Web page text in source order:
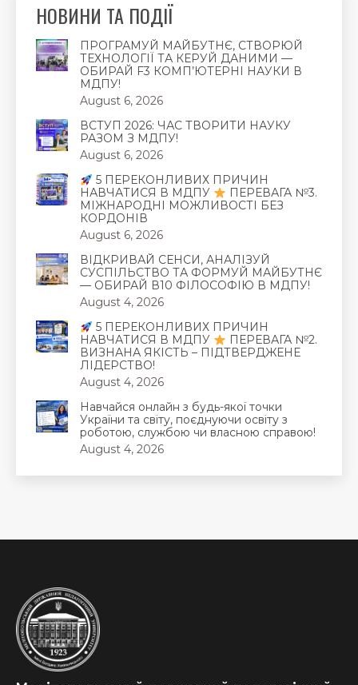
НОВИНИ ТА ПОДІЇ
ПРОГРАМУЙ МАЙБУТНЄ, СТВОРЮЙ
ТЕХНОЛОГІЇ ТА КЕРУЙ ДАНИМИ —
ОБИРАЙ F3 КОМП’ЮТЕРНІ НАУКИ В
МДПУ!
August 6, 2026
ВСТУП 2026: ЧАС ТВОРИТИ НАУКУ
РАЗОМ З МДПУ!
August 6, 2026
5 ПЕРЕКОНЛИВИХ ПРИЧИН
НАВЧАТИСЯ В МДПУ
ПЕРЕВАГА №3.
МІЖНАРОДНІ МОЖЛИВОСТІ БЕЗ
КОРДОНІВ
August 6, 2026
ВІДКРИВАЙ СЕНСИ, АНАЛІЗУЙ
СУСПІЛЬСТВО ТА ФОРМУЙ МАЙБУТНЄ
— ОБИРАЙ В10 ФІЛОСОФІЮ В МДПУ!
August 4, 2026
5 ПЕРЕКОНЛИВИХ ПРИЧИН
НАВЧАТИСЯ В МДПУ
ПЕРЕВАГА №2.
ВИЗНАНА ЯКІСТЬ – ПІДТВЕРДЖЕНЕ
ЛІДЕРСТВО!
August 4, 2026
Навчайся онлайн з будь-якої точки
України та світу, поєднуючи освіту з
роботою, службою чи власною справою!
August 4, 2026